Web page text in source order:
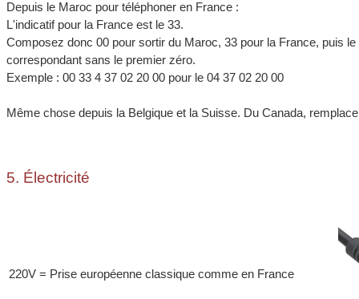
Depuis le Maroc pour téléphoner en France :
L'indicatif pour la France est le 33.
Composez donc 00 pour sortir du Maroc, 33 pour la France, puis
correspondant sans le premier zéro.
Exemple : 00 33 4 37 02 20 00 pour le 04 37 02 20 00
Même chose depuis la Belgique et la Suisse. Du Canada,
5. Électricité
220V = Prise européenne classique comme en France